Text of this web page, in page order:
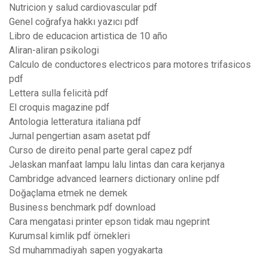
Nutricion y salud cardiovascular pdf
Genel coğrafya hakkı yazıcı pdf
Libro de educacion artistica de 10 año
Aliran-aliran psikologi
Calculo de conductores electricos para motores trifasicos
pdf
Lettera sulla felicità pdf
El croquis magazine pdf
Antologia letteratura italiana pdf
Jurnal pengertian asam asetat pdf
Curso de direito penal parte geral capez pdf
Jelaskan manfaat lampu lalu lintas dan cara kerjanya
Cambridge advanced learners dictionary online pdf
Doğaçlama etmek ne demek
Business benchmark pdf download
Cara mengatasi printer epson tidak mau ngeprint
Kurumsal kimlik pdf örnekleri
Sd muhammadiyah sapen yogyakarta